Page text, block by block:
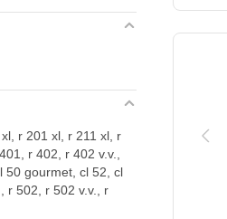
r 201 xl, r 211 xl, r
r 402, r 402 v.v.,
50 gourmet, cl 52, cl
r 502, r 502 v.v., r